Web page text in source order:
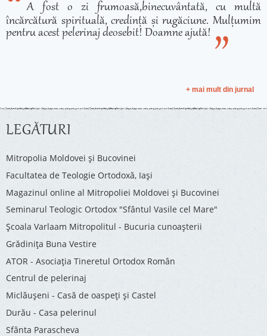
A fost o zi frumoasă,binecuvântată, cu multă
încărcătură spirituală, credință și rugăciune. Mulțumim
pentru acest pelerinaj deosebit! Doamne ajută!
+ mai mult din jurnal
LEGĂTURI
Mitropolia Moldovei și Bucovinei
Facultatea de Teologie Ortodoxă, Iaşi
Magazinul online al Mitropoliei Moldovei și Bucovinei
Seminarul Teologic Ortodox "Sfântul Vasile cel Mare"
Şcoala Varlaam Mitropolitul - Bucuria cunoaşterii
Grădinița Buna Vestire
ATOR - Asociaţia Tineretul Ortodox Român
Centrul de pelerinaj
Miclăușeni - Casă de oaspeţi şi Castel
Durău - Casa pelerinul
Sfânta Parascheva